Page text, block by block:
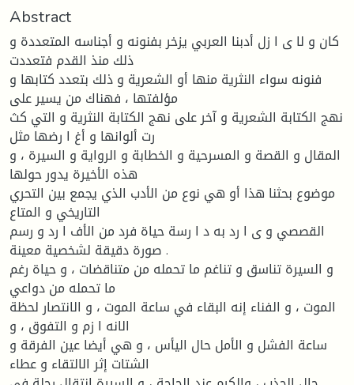
Abstract
كان و لا ی ا زل أدبنا العربي یزخر بفنونه و أجناسه المتعددة و
ذلك منذ القدم فتعددت
فنونه سواء النثریة منها أو الشعریة و ذلك بتعدد كتابها و
مؤلفتها ، فهناك من یسیر على
نهج الكتابة الشعریة و آخر على نهج الكتابة النثریة و التي كث
رت ألوانها و أغ ا رضها مثل
المقال و القصة و المسرحیة و الخطابة و الروایة و السیرة ، و
هذه الأخیرة یدور حولها
موضوع بحثنا هذا أو هي نوع من الأدب الذي یجمع بین التحري
التاریخي و المتاع
القصصي و ی ا رد به د ا رسة حیاة فرد من الأف ا رد و رسم
صورة دقیقة لشخصیة معینة .
و السیرة تناسق و تناغم ما تحمله من متناقضات ، و حیاة رغم
ما تحمله من دواعي
الموت ، و الفناء إنه البقاء في ساعة الموت ، و الانتصار لحظة
الانه ا زم و التفوق ، و
ساعة الفشل و الأمل حال الیأس ، و هي أیضا عین الفرقة و
الشتات إثر الالتقاء و عطاء